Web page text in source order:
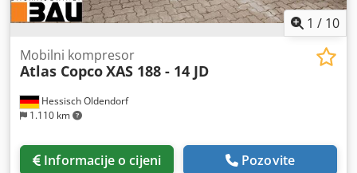
1 / 10
Hessisch Oldendorf
1.110 km
Mobilni kompresor
Atlas CopcoXAS 188 - 14 JD
Informacije o cijeni Pozovite